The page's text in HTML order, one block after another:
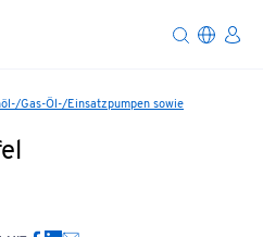
Gas-Öl-/Einsatzpumpen sowie